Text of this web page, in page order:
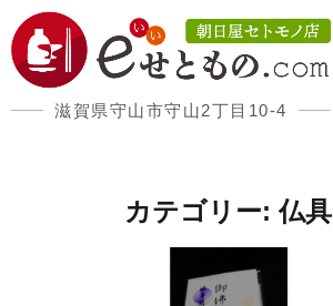
滋賀県守山市守山2丁目10-4
カテゴリー: 仏具